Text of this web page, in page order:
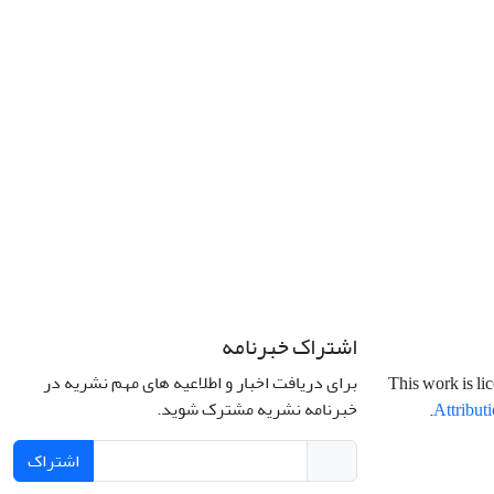
This work is
.
اشتراک خبرنامه
برای دریافت اخبار و اطلاعیه های مهم نشریه در
خبرنامه نشریه مشترک شوید.
اشتراک